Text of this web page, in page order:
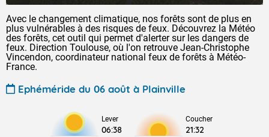
Avec le changement climatique, nos forêts sont de plus en
plus vulnérables à des risques de feux. Découvrez la Météo
des forêts, cet outil qui permet d'alerter sur les dangers de
feux. Direction Toulouse, où l'on retrouve Jean-Christophe
Vincendon, coordinateur national feux de forêts à Météo-
France.
Ephéméride du 06 août à Plainville
Lever
06:38
Coucher
21:32